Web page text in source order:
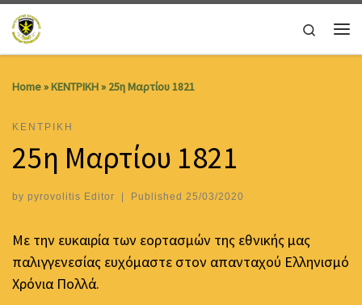
Skip to content
Search
Home»ΚΕΝΤΡΙΚΗ» 25η Μαρτίου 1821
ΚΕΝΤΡΙΚΗ
25η Μαρτίου 1821
by pyrovolitis Editor | Published 25/03/2020
Με την ευκαιρία των εορτασμών της εθνικής μας
παλιγγενεσίας ευχόμαστε στον απανταχού Ελληνισμό
Χρόνια Πολλά.